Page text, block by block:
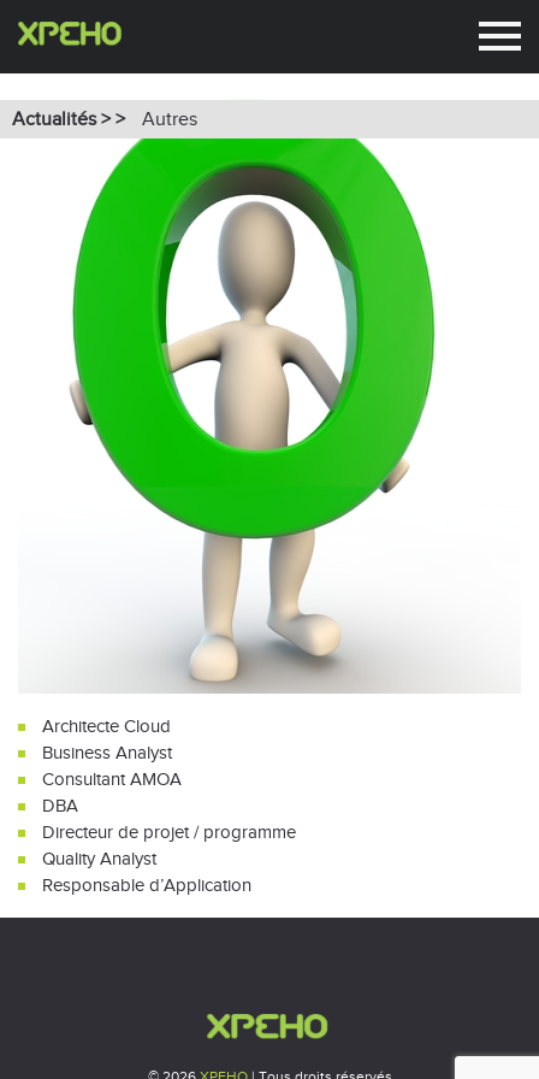
Actualités > > Autres
Architecte Cloud
Business Analyst
Consultant AMOA
DBA
Directeur de projet / programme
Quality Analyst
Responsable d’Application